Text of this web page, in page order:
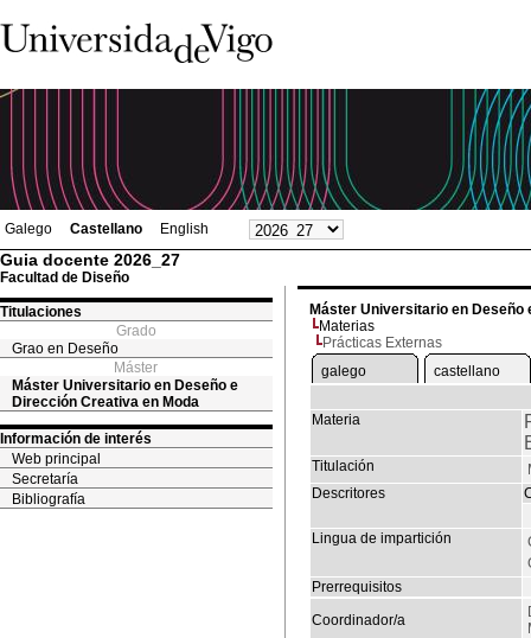
Galego Castellano English
Guia docente 2026_27
Facultad de Diseño
Titulaciones
Grado
Grao en Deseño
Máster
Máster Universitario en Deseño e
Dirección Creativa en Moda
Información de interés
Web principal
Secretaría
Bibliografía
Máster Universitario en Deseño
Materias
Prácticas Externas
galego
castellano
Materia
Titulación
Descritores
Lingua de impartición
Prerrequisitos
Coordinador/a